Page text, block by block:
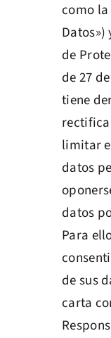
como
Datos»)
de
de 27
tiene
limitar
datos
datos
Para
de sus
carta